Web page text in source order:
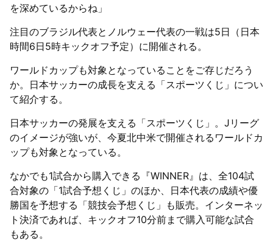
を深めているからね」
注目のブラジル代表とノルウェー代表の一戦は5日（日本
時間6日5時キックオフ予定）に開催される。
ワールドカップも対象となっていることをご存じだろう
か。日本サッカーの成長を支える「スポーツくじ」につい
て紹介する。
日本サッカーの発展を支える「スポーツくじ」。Jリーグ
のイメージが強いが、今夏北中米で開催されるワールドカ
ップも対象となっている。
なかでも1試合から購入できる『WINNER』は、全104試
合対象の「1試合予想くじ」のほか、日本代表の成績や優
勝国を予想する「競技会予想くじ」も販売。インターネッ
ト決済であれば、キックオフ10分前まで購入可能な試合
もある。